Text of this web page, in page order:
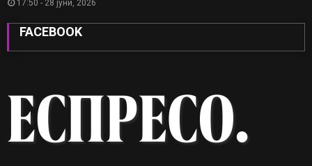
17:50 - 28 јуни, 2026
FACEBOOK